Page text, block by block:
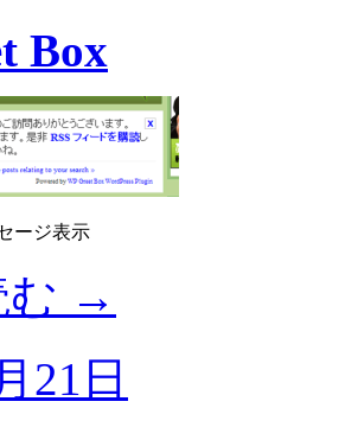
Box
ージ表示
→
21日